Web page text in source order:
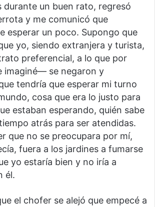
durante un buen rato, regresó
y me comunicó que
esperar un poco. Supongo que
yo, siendo extranjera y turista,
preferencial, a lo que por
imaginé— se negaron y
tendría que esperar mi turno
cosa que era lo justo para
estaban esperando, quién sabe
atrás para ser atendidas.
que no se preocupara por mí,
fuera a los jardines a fumarse
yo estaría bien y no iría a
él.
el chofer se alejó que empecé a